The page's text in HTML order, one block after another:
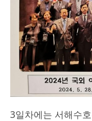
3일차에는 서해수